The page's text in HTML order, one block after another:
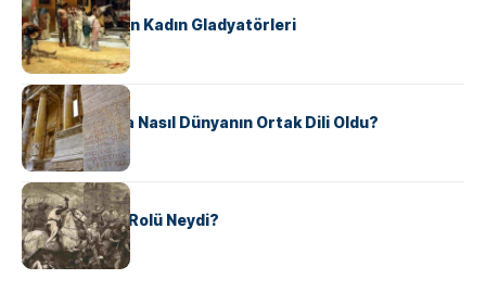
Antik Roma’nın Kadın Gladyatörleri
KÜLTÜR
Antik Yunanca Nasıl Dünyanın Ortak Dili Oldu?
KÜLTÜR
Valdensler’in Rolü Neydi?